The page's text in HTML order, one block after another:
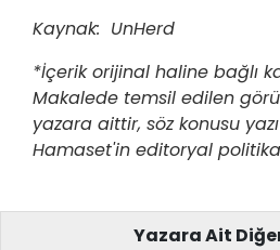
Kaynak: UnHerd
*İçerik orijinal haline bağlı
Makalede temsil edilen
yazara aittir, söz konusu
Hamaset'in editoryal
Yazara Ait